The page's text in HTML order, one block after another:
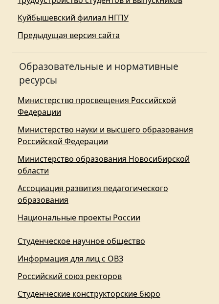
Куйбышевский филиал НГПУ
Предыдущая версия сайта
Образовательные и нормативные
ресурсы
Министерство просвещения Российской
Федерации
Министерство науки и высшего образования
Российской Федерации
Министерство образования Новосибирской
области
Ассоциация развития педагогического
образования
Национальные проекты России
Студенческое научное общество
Информация для лиц с ОВЗ
Российский союз ректоров
Студенческие конструкторские бюро